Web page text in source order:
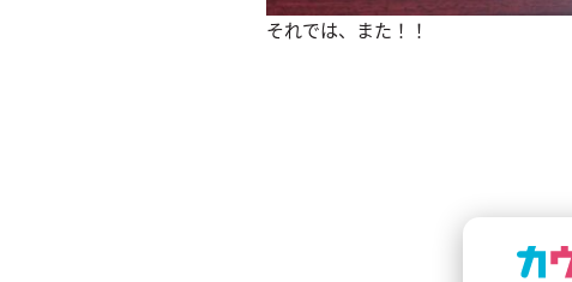
それでは、また！！